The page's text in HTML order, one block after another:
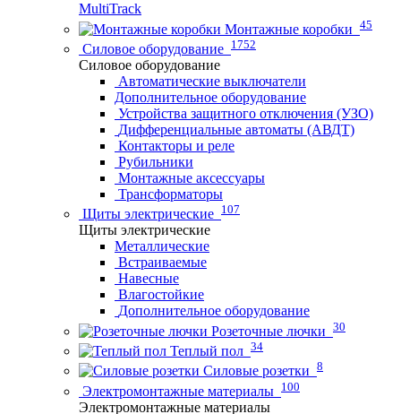
MultiTrack
Монтажные коробки 45
Силовое оборудование 1752
Силовое оборудование
Автоматические выключатели
Дополнительное оборудование
Устройства защитного отключения (УЗО)
Дифференциальные автоматы (АВДТ)
Контакторы и реле
Рубильники
Монтажные аксессуары
Трансформаторы
Щиты электрические 107
Щиты электрические
Металлические
Встраиваемые
Навесные
Влагостойкие
Дополнительное оборудование
Розеточные лючки 30
Теплый пол 34
Силовые розетки 8
Электромонтажные материалы 100
Электромонтажные материалы